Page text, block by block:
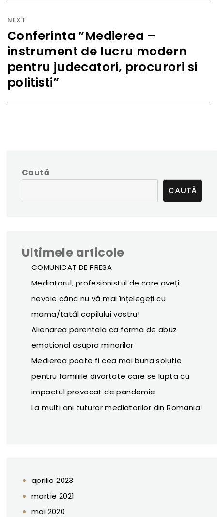
NEXT
Next
post:
Conferinta ”Medierea –
instrument de lucru modern
pentru judecatori, procurori si
politisti”
Caută
CAUTĂ
Ultimele articole
COMUNICAT DE PRESA
Mediatorul, profesionistul de care aveți
nevoie când nu vă mai înțelegeți cu
mama/tatăl copilului vostru!
Alienarea parentala ca forma de abuz
emotional asupra minorilor
Medierea poate fi cea mai buna solutie
pentru familiile divortate care se lupta cu
impactul provocat de pandemie
La multi ani tuturor mediatorilor din Romania!
aprilie 2023
martie 2021
mai 2020